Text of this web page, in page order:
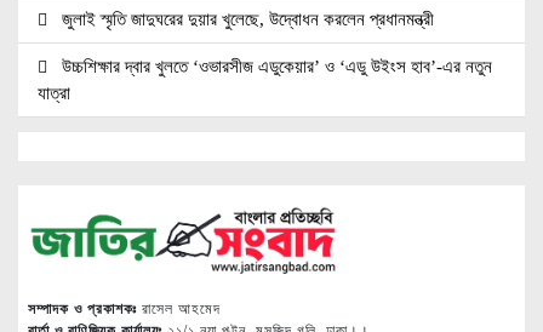
জুলাই স্মৃতি জাদুঘরের দুয়ার খুলেছে, উদ্বোধন করলেন প্রধানমন্ত্রী
উচ্চশিক্ষার দ্বার খুলতে ‘ওভারসীজ এডুকেয়ার’ ও ‘এডু উইংস হাব’-এর নতুন
যাত্রা
এককালের আপোষহীন বিএনপি এখন আপোসকামী হয়ে জনরায় উপেক্ষা করছে
কমিশনার
সম্পাদক ও প্রকাশকঃ রাসেল আহমেদ